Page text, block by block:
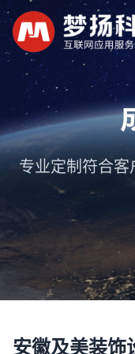
首页
服务
新闻
关于
专业定制符合
安徽及美装饰